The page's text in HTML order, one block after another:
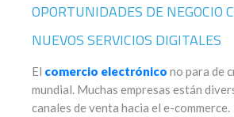
OPORTUNIDADES DE NEGOCIO
NUEVOS SERVICIOS DIGITALES
El comercio electrónico no para de
mundial. Muchas empresas están
canales de venta hacia el e-commerce.